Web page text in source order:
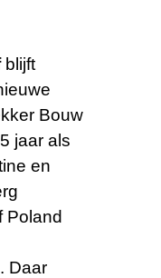
blijft
Bouw
jaar als
en
Poland
Daar